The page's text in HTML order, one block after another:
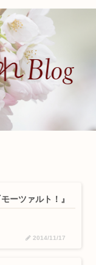
ーツァルト！』
2014/11/17